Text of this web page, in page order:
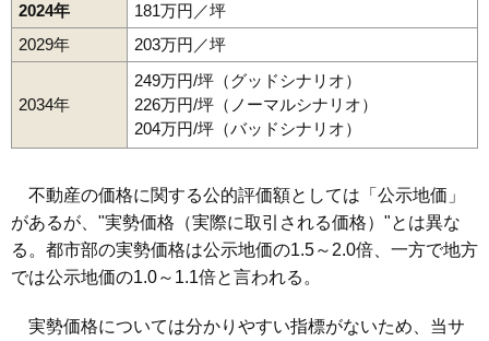
2024年
181万円／坪
2029年
203万円／坪
2034年
249万円/坪（グッドシナリオ）
226万円/坪（ノーマルシナリオ）
204万円/坪（バッドシナリオ）
不動産の価格に関する公的評価額としては「公示地価」
があるが、"実勢価格（実際に取引される価格）"とは異な
る。都市部の実勢価格は公示地価の1.5～2.0倍、一方で地方
では公示地価の1.0～1.1倍と言われる。
実勢価格については分かりやすい指標がないため、当サ